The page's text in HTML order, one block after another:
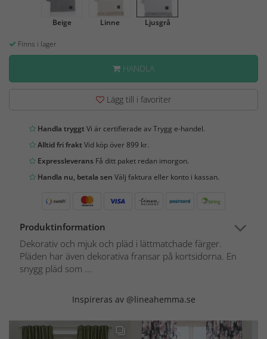
Beige Linne Ljusgrå
Finns i lager
HANDLA
Lägg till i favoriter
Handla tryggtVi är certifierade av Trygg e-handel.
Alltid fri fraktVid köp över 899 kr.
Expressleverans Få ditt paket redan imorgon.
Handla nu, betala sen Välj faktura eller konto i kassan.
Produktinformation
Dekorativ och mjuk och pläd i lättmatchade färger.
Pläden har även dekorativa fransar på kortsidorna. En
snygg pläd som ...
Inspireras av @lineahemma.se